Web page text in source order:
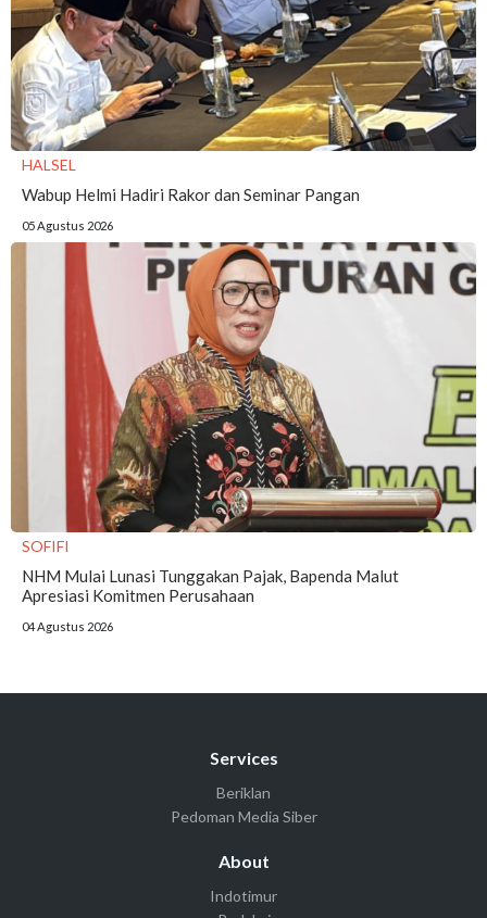
HALSEL
Wabup Helmi Hadiri Rakor dan Seminar Pangan
05 Agustus 2026
SOFIFI
NHM Mulai Lunasi Tunggakan Pajak, Bapenda Malut
Apresiasi Komitmen Perusahaan
04 Agustus 2026
Services
Beriklan
Pedoman Media Siber
About
Indotimur